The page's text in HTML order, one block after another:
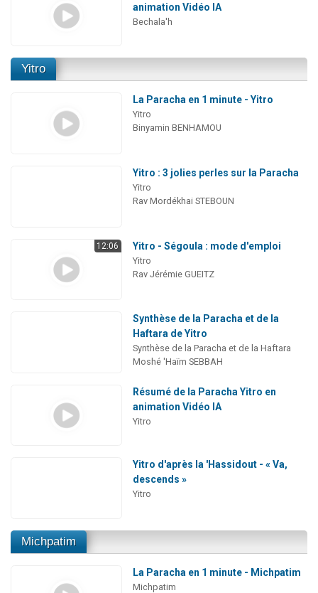
animation Vidéo IA
Bechala'h
Yitro
La Paracha en 1 minute - Yitro
Yitro
Binyamin BENHAMOU
Yitro : 3 jolies perles sur la Paracha
Yitro
Rav Mordékhai STEBOUN
12:06 Yitro - Ségoula : mode d'emploi
Yitro
Rav Jérémie GUEITZ
Synthèse de la Paracha et de la
Haftara de Yitro
Synthèse de la Paracha et de la Haftara
Moshé 'Haïm SEBBAH
Résumé de la Paracha Yitro en
animation Vidéo IA
Yitro
Yitro d'après la 'Hassidout - « Va,
descends »
Yitro
Michpatim
La Paracha en 1 minute - Michpatim
Michpatim